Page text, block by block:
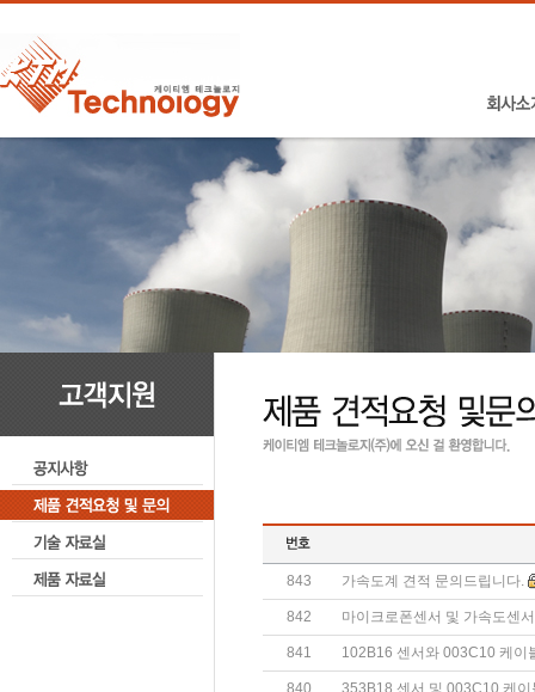
843 가속도계 견적 문의드립니다.
842 마이크로폰센서 및 가속도센
841 102B16 센서와 003C10 케이
840 353B18 센서 및 003C10 케이